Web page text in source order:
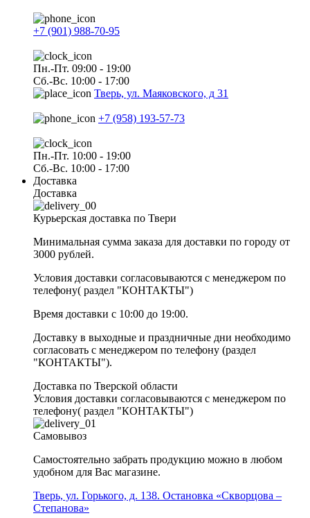
+7 (901) 988-70-95
Пн.-Пт. 09:00 - 19:00
Сб.-Вс. 10:00 - 17:00
Тверь, ул. Маяковского, д 31
+7 (958) 193-57-73
Пн.-Пт. 10:00 - 19:00
Сб.-Вс. 10:00 - 17:00
Доставка
Доставка
Курьерская доставка по Твери
Минимальная сумма заказа для доставки по городу от
3000 рублей.
Условия доставки согласовываются с менеджером по
телефону( раздел "КОНТАКТЫ")
Время доставки с 10:00 до 19:00.
Доставку в выходные и праздничные дни необходимо
согласовать с менеджером по телефону (раздел
"КОНТАКТЫ").
Доставка по Тверской области
Условия доставки согласовываются с менеджером по
телефону( раздел "КОНТАКТЫ")
Самовывоз
Самостоятельно забрать продукцию можно в любом
удобном для Вас магазине.
Тверь, ул. Горького, д. 138. Остановка «Скворцова –
Степанова»